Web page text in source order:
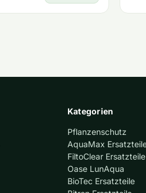
Kategorien
Pflanzenschutz
AquaMax
FiltoClear Ersatzteile
Oase LunAqua
BioTec Ersatzteile